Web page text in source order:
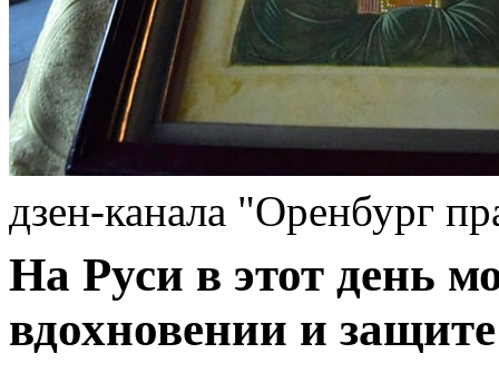
дзен-канала "Оренбург
На Руси в этот день
вдохновении и